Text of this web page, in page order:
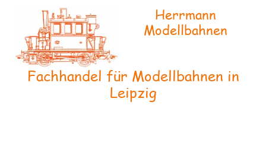
Herrmann
Modellbahnen
Fachhandel für Modellbahnen in
Leipzig